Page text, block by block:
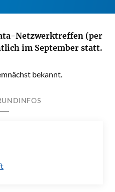
Netzwerktreffen (per
im September statt.
bekannt.